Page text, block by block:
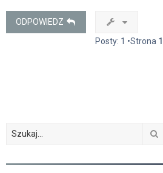
ODPOWIEDZ
Posty: 1 •Strona 1